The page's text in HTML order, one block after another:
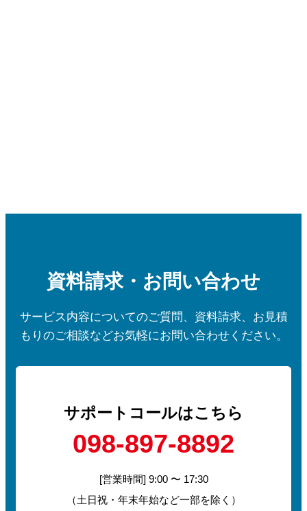
資料請求・お問い合わせ
サービス内容についてのご質問、資料請求、お見積
もりのご相談などお気軽にお問い合わせください。
サポートコールはこちら
098-897-8892
[営業時間] 9:00 〜 17:30
（土日祝・年末年始など一部を除く）